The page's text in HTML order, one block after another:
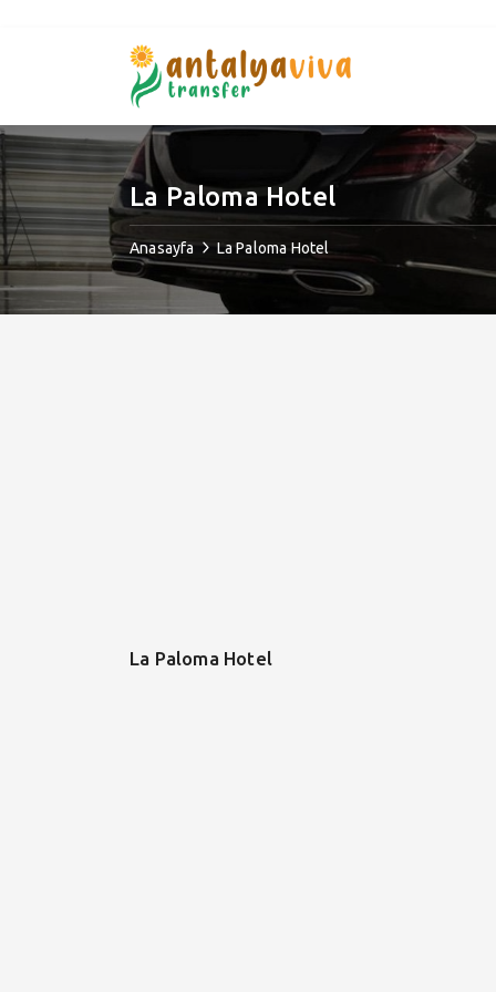
La Paloma Hotel
Anasayfa La Paloma Hotel
La Paloma Hotel